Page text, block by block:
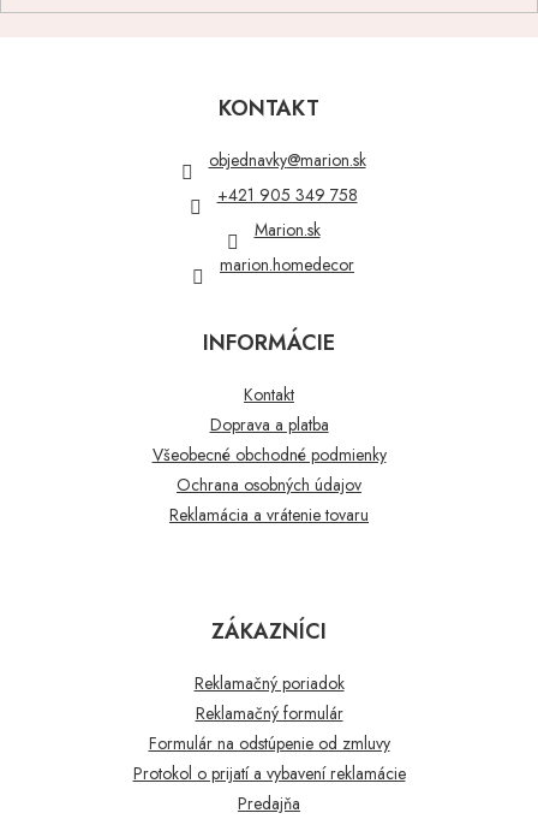
KONTAKT
objednavky@marion.sk
+421 905 349 758
Marion.sk
marion.homedecor
INFORMÁCIE
Kontakt
Doprava a platba
Všeobecné obchodné podmienky
Ochrana osobných údajov
Reklamácia a vrátenie tovaru
ZÁKAZNÍCI
Reklamačný poriadok
Reklamačný formulár
Formulár na odstúpenie od zmluvy
Protokol o prijatí a vybavení reklamácie
Predajňa